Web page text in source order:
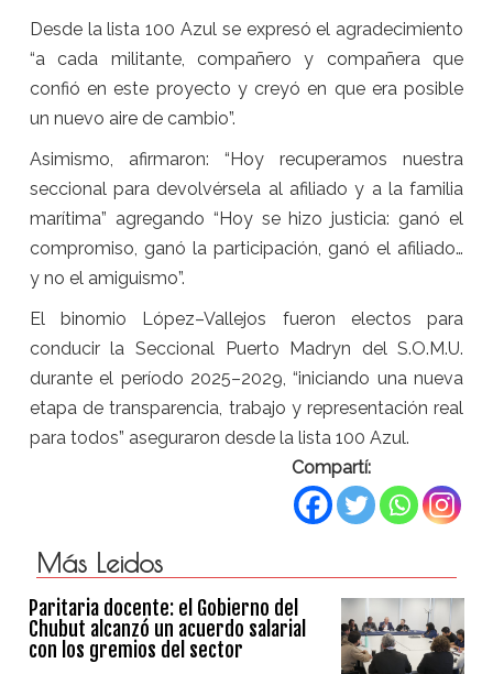
Desde la lista 100 Azul se expresó el agradecimiento
“a cada militante, compañero y compañera que
confió en este proyecto y creyó en que era posible
un nuevo aire de cambio”.
Asimismo, afirmaron: “Hoy recuperamos nuestra
seccional para devolvérsela al afiliado y a la familia
marítima” agregando “Hoy se hizo justicia: ganó el
compromiso, ganó la participación, ganó el afiliado…
y no el amiguismo”.
El binomio López–Vallejos fueron electos para
conducir la Seccional Puerto Madryn del S.O.M.U.
durante el período 2025–2029, “iniciando una nueva
etapa de transparencia, trabajo y representación real
para todos” aseguraron desde la lista 100 Azul.
Compartí:
Más Leidos
Paritaria docente: el Gobierno del
Chubut alcanzó un acuerdo salarial
con los gremios del sector